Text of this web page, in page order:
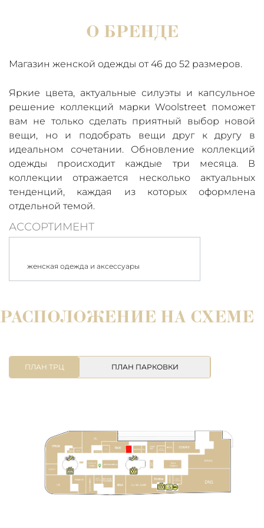
О БРЕНДЕ
Магазин женской одежды от 46 до 52 размеров.
Яркие цвета, актуальные силуэты и капсульное
решение коллекций марки Woolstreet поможет
вам не только сделать приятный выбор новой
вещи, но и подобрать вещи друг к другу в
идеальном сочетании. Обновление коллекций
одежды происходит каждые три месяца. В
коллекции отражается несколько актуальных
тенденций, каждая из которых оформлена
отдельной темой.
АССОРТИМЕНТ
женская одежда и аксессуары
РАСПОЛОЖЕНИЕ НА СХЕМЕ
ПЛАН ТРЦ ПЛАН ПАРКОВКИ